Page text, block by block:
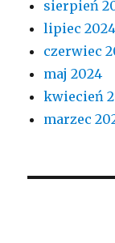
sierpień
lipiec 2024
czerwiec
maj 2024
kwiecień
marzec